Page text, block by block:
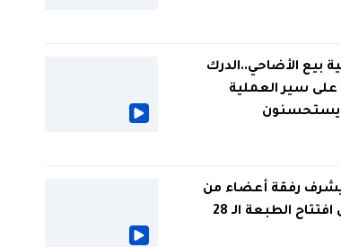
بيع الأضاحي..الدرك
سير العملية
يستحسنون
يشرف رفقة أعضاء من
الحكومة على افتتاح الطبعة الـ 28